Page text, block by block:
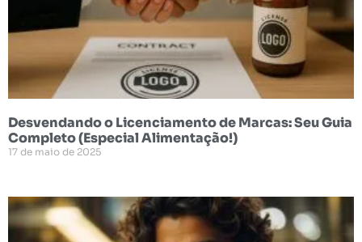
Desvendando o Licenciamento de Marcas: Seu Guia
Completo (Especial Alimentação!)
17 de maio de 2025